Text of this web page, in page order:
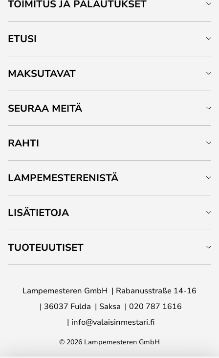
TOIMITUS JA PALAUTUKSET
ETUSI
MAKSUTAVAT
SEURAA MEITÄ
RAHTI
LAMPEMESTERENISTÄ
LISÄTIETOJA
TUOTEUUTISET
Lampemesteren GmbH
Rabanusstraße 14-16
36037 Fulda
Saksa
020 787 1616
info@valaisinmestari.fi
© 2026 Lampemesteren GmbH